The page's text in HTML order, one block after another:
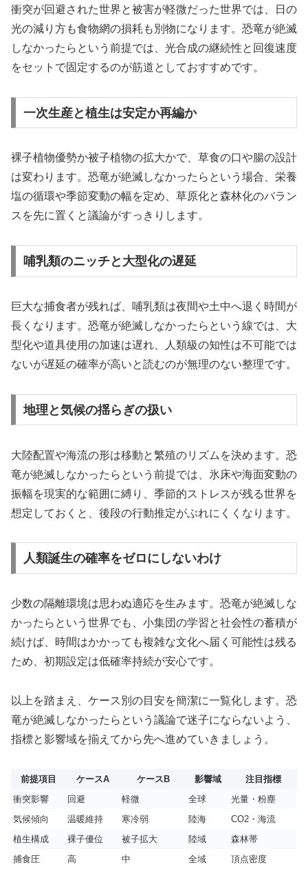
衝突が回避された世界と被害が軽微だった世界では、日の
光の減り方も食物網の損耗も別物になります。恐竜が絶滅
しなかったらという前提では、光合成の継続性と回復速度
をセットで固定するのが筋道としておすすめです。
一次生産と植生は安定か再編か
裸子植物優勢か被子植物の拡大かで、草食の口や腸の設計
は変わります。恐竜が絶滅しなかったらという場合、栄養
塩の循環や季節変動の幅を定め、草原化と森林化のバラン
スを先に置くと議論がすっきりします。
哺乳類のニッチと大型化の遅延
巨大な捕食者が残れば、哺乳類は夜間や土中へ退く時間が
長くなります。恐竜が絶滅しなかったらという線では、大
型化や道具使用の加速は遅れ、人類級の知性は不可能では
ないが遅延の確率が高いと読むのが無理のない整理です。
地理と気候の揺らぎの扱い
大陸配置や海流の形は移動と繁殖のリズムを決めます。恐
竜が絶滅しなかったらという前提では、氷床や海面変動の
振幅を現実的な範囲に縛り、季節的ストレスが残る世界を
想定しておくと、後段の行動推定がぶれにくくなります。
人類誕生の確率をゼロにしないわけ
少数の隔離環境は思わぬ適応を生みます。恐竜が絶滅しな
かったらという世界でも、小集団の学習と社会性の蓄積が
続けば、時間はかかっても複雑な文化へ届く可能性は残る
ため、初期設定は低確率持続が安心です。
以上を踏まえ、ケース別の目安を簡潔に一覧化します。恐
竜が絶滅しなかったらという議論で迷子にならないよう、
指標と影響域を揃えてから先へ進めていきましょう。
前提項目 ケースA ケースB 影響域
注目指標
衝突影響
回避 軽微 全球
光量・粉塵
気候傾向
温暖維持 寒冷弱 陸海
CO2・海流
植生構成
裸子優位 被子拡大 陸域
森林帯
捕食圧
高 中 全域 頂点密度